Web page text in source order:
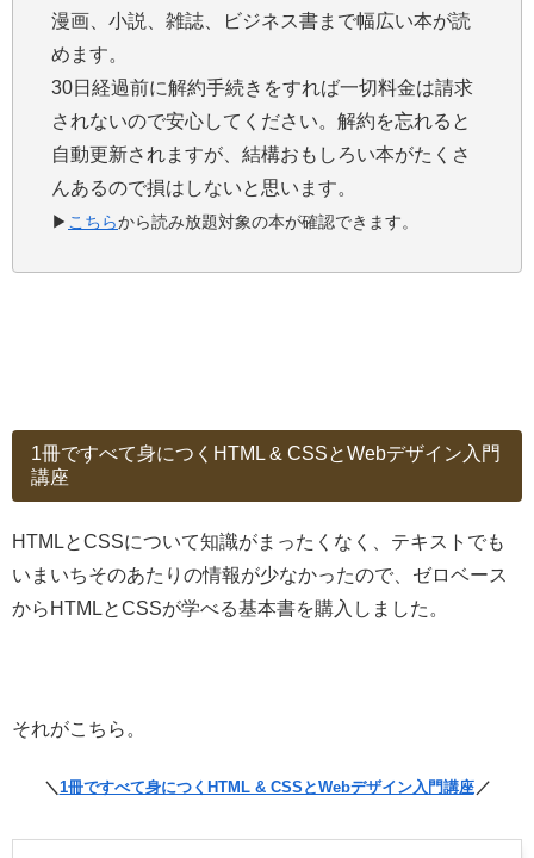
漫画、小説、雑誌、ビジネス書まで幅広い本が読
めます。
30日経過前に解約手続きをすれば一切料金は請求
されないので安心してください。解約を忘れると
自動更新されますが、結構おもしろい本がたくさ
んあるので損はしないと思います。
▶ こちらから読み放題対象の本が確認できます。
1冊ですべて身につくHTML & CSSとWebデザイン入門
講座
HTMLとCSSについて知識がまったくなく、テキストでも
いまいちそのあたりの情報が少なかったので、ゼロベース
からHTMLとCSSが学べる基本書を購入しました。
それがこちら。
＼ 1冊ですべて身につくHTML & CSSとWebデザイン入門講座 ／